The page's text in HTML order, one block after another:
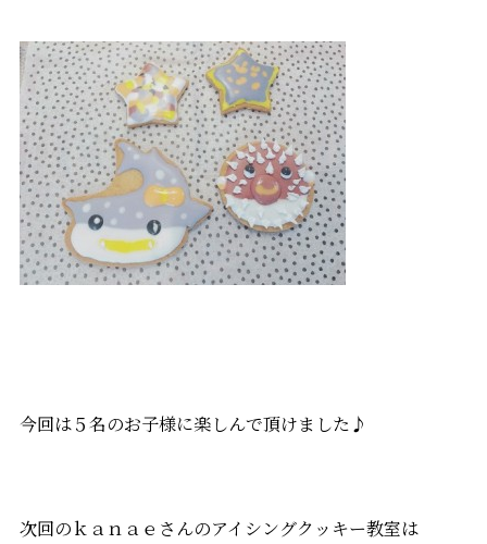
今回は５名のお子様に楽しんで頂けました♪
次回のｋａｎａｅさんのアイシングクッキー教室は